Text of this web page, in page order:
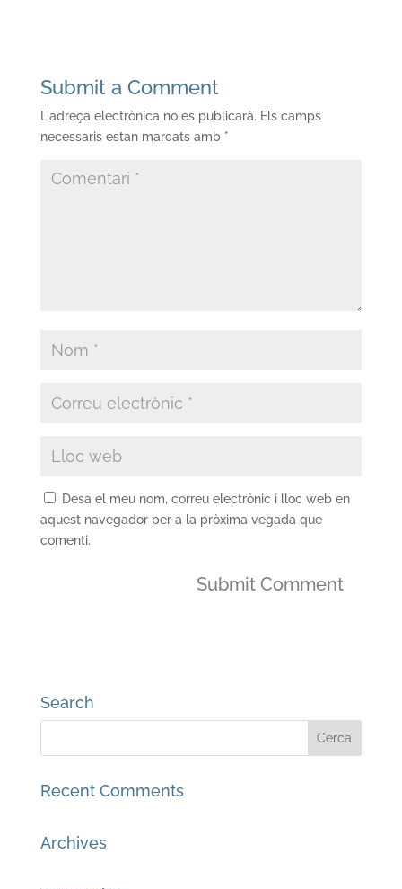
Submit a Comment
L'adreça electrònica no es publicarà. Els camps
necessaris estan marcats amb *
Desa el meu nom, correu electrònic i lloc web en
aquest navegador per a la pròxima vegada que
comenti.
Search
Recent Comments
Archives